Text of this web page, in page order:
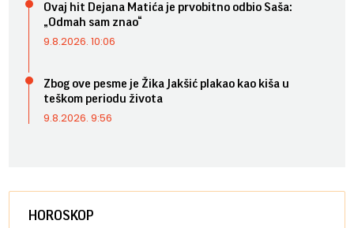
Ovaj hit Dejana Matića je prvobitno odbio Saša:
„Odmah sam znao“
9.8.2026. 10:06
Zbog ove pesme je Žika Jakšić plakao kao kiša u
teškom periodu života
9.8.2026. 9:56
HOROSKOP